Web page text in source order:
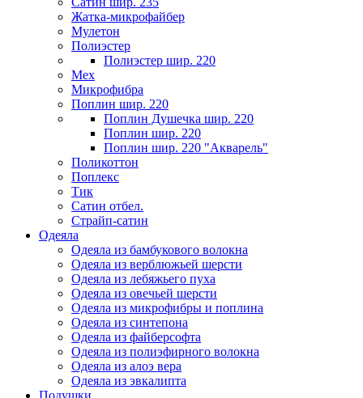
Жатка-микрофайбер
Мулетон
Полиэстер
Полиэстер шир. 220
Мех
Микрофибра
Поплин шир. 220
Поплин Душечка шир. 220
Поплин шир. 220
Поплин шир. 220 "Акварель"
Поликоттон
Поплекс
Тик
Сатин отбел.
Страйп-сатин
Одеяла
Одеяла из бамбукового волокна
Одеяла из верблюжьей шерсти
Одеяла из лебяжьего пуха
Одеяла из овечьей шерсти
Одеяла из микрофибры и поплина
Одеяла из синтепона
Одеяла из файберсофта
Одеяла из полиэфирного волокна
Одеяла из алоэ вера
Одеяла из эвкалипта
Подушки